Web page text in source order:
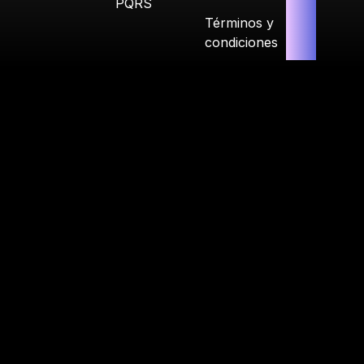
Términos y
condiciones